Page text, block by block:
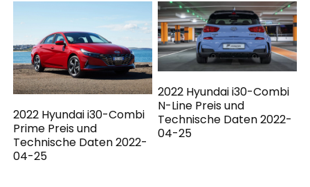
2022 Hyundai i30-Combi
Prime Preis und
Technische Daten 2022-
04-25
2022 Hyundai i30-Combi
N-Line Preis und
Technische Daten 2022-
04-25